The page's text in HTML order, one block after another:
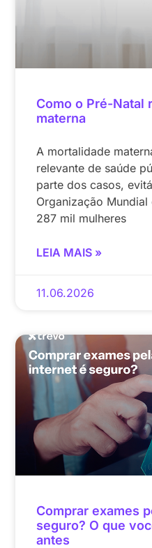
Como o Pré-Natal
materna
A mortalidade
relevante de saúde
parte dos casos,
Organização
287 mil mulheres
LEIA MAIS »
11.06.2026
Comprar exames
seguro? O que
antes